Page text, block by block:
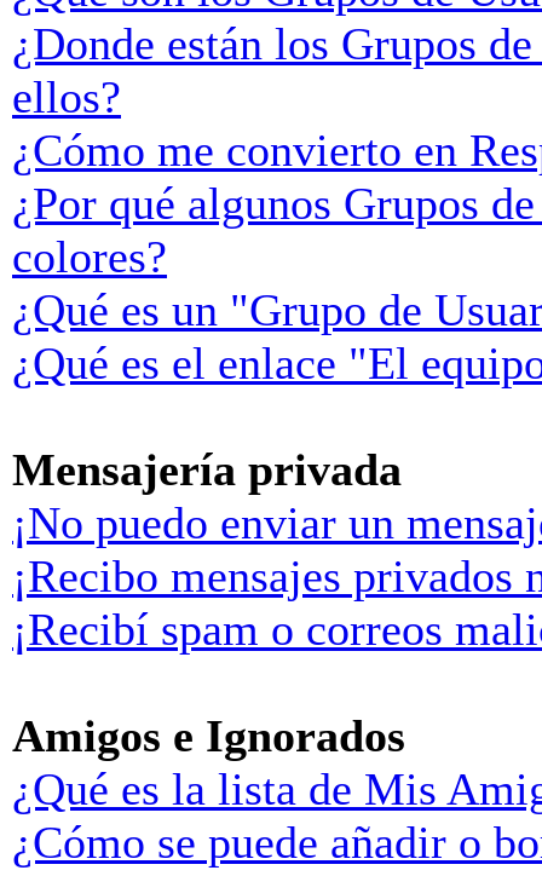
¿Donde están los Grupos
ellos?
¿Cómo me convierto en
¿Por qué algunos Grupos
colores?
¿Qué es un "Grupo de
¿Qué es el enlace "El
Mensajería privada
¡No puedo enviar un
¡Recibo mensajes privados
¡Recibí spam o correos
Amigos e Ignorados
¿Qué es la lista de Mis
¿Cómo se puede añadir o